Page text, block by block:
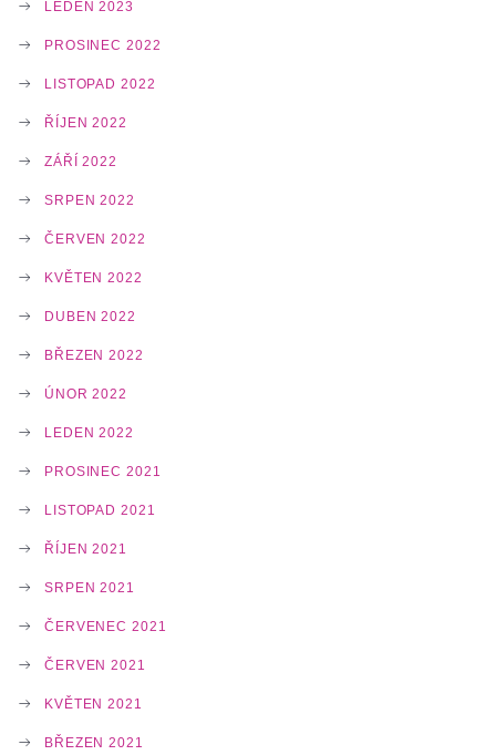
LEDEN 2023
PROSINEC 2022
LISTOPAD 2022
ŘÍJEN 2022
ZÁŘÍ 2022
SRPEN 2022
ČERVEN 2022
KVĚTEN 2022
DUBEN 2022
BŘEZEN 2022
ÚNOR 2022
LEDEN 2022
PROSINEC 2021
LISTOPAD 2021
ŘÍJEN 2021
SRPEN 2021
ČERVENEC 2021
ČERVEN 2021
KVĚTEN 2021
BŘEZEN 2021